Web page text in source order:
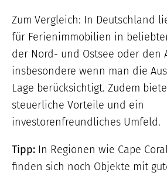
Zum Vergleich: In Deutschland
für Ferienimmobilien in
der Nord- und Ostsee oder den
insbesondere wenn man die
Lage berücksichtigt. Zudem
steuerliche Vorteile und ein
investorenfreundliches Umfeld.
Tipp: In Regionen wie Cape
finden sich noch Objekte mit